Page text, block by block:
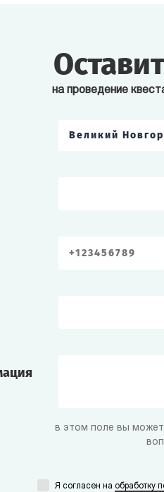
на проведение
Великий
в этом поле вы
Я согласен на обработку